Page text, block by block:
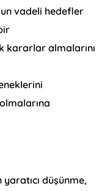
vadeli hedefler
kararlar almalarını
yaratıcı düşünme,